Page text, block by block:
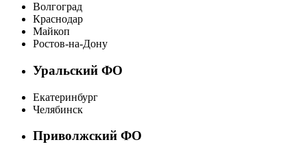
Волгоград
Краснодар
Майкоп
Ростов-на-Дону
Уральский ФО
Екатеринбург
Челябинск
Приволжский ФО